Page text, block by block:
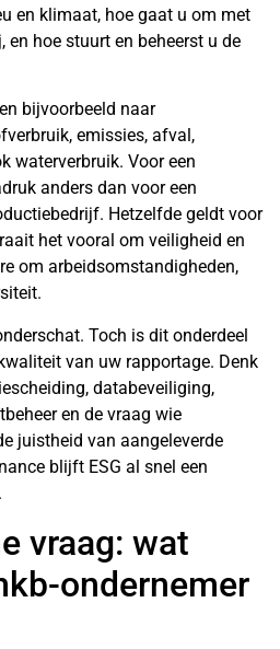
en klimaat, hoe gaat u om met
hoe stuurt en beheerst u de
bijvoorbeeld naar
emissies, afval,
waterverbruik. Voor een
anders dan voor een
Hetzelfde geldt voor
het vooral om veiligheid en
om arbeidsomstandigheden,
Toch is dit onderdeel
van uw rapportage. Denk
databeveiliging,
en de vraag wie
juistheid van aangeleverde
blijft ESG al snel een
vraag: wat
ondernemer